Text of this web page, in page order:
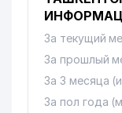
За текущий
За прошлый
За 3 месяца
За пол года